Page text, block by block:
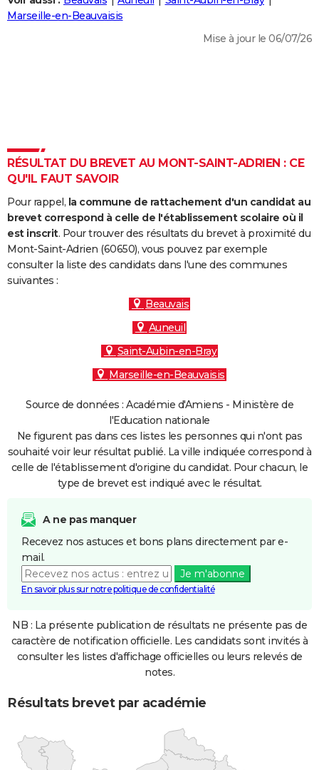
Destinations
City break
Voyage nature
Voyage de noces
Forum
Climat
+
PHOTO
Dictionnaire
Biographies
Citations
Expressions
Proverbes
PROGRAMME TV
S'inscrire
Se connecter
Lycées
Collèges
Primaires
Universités
Entreprises
Service militaire
Avis de recherche
AVIS DE DÉCÈS
FORUM
Bricolage
Lifestyle
Culture
SportAuto
Television
Voyage
Cinema
Marseille-en-Beauvaisis
Mise à jour le 06/07/26
RÉSULTAT DU BREVET AU MONT-SAINT-ADRIEN : CE
QU'IL FAUT SAVOIR
Pour rappel, la commune de rattachement d'un candidat au
brevet correspond à celle de l'établissement scolaire où il
est inscrit. Pour trouver des résultats du brevet à proximité du
Mont-Saint-Adrien (60650), vous pouvez par exemple
consulter la liste des candidats dans l'une des communes
suivantes :
Beauvais
Auneuil
Saint-Aubin-en-Bray
Marseille-en-Beauvaisis
Source de données : Académie d'Amiens - Ministère de
l'Education nationale
Ne figurent pas dans ces listes les personnes qui n'ont pas
souhaité voir leur résultat publié. La ville indiquée correspond à
celle de l'établissement d'origine du candidat. Pour chacun, le
type de brevet est indiqué avec le résultat.
A ne pas manquer
Recevez nos astuces et bons plans directement par e-
mail.
Je m'abonne
En savoir plus sur notre politique de confidentialité
NB : La présente publication de résultats ne présente pas de
caractère de notification officielle. Les candidats sont invités à
consulter les listes d'affichage officielles ou leurs relevés de
notes.
Résultats brevet par académie